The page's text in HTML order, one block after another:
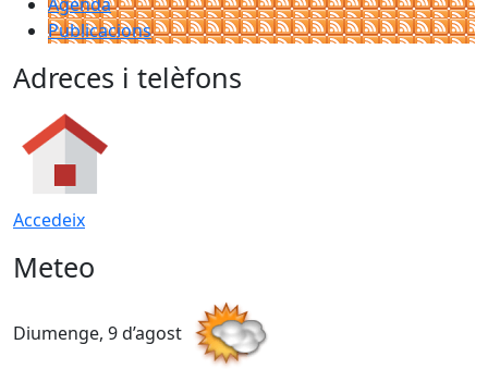
Publicacions
Adreces i telèfons
Accedeix
Meteo
Diumenge, 9 d’agost